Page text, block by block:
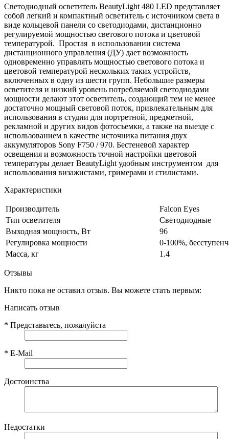
Светодиодный осветитель BeautyLight 480 LED представляет
собой легкий и компактный осветитель с источником света в
виде кольцевой панели со светодиодами, дистанционно
регулируемой мощностью светового потока и цветовой
температурой. Простая в использовании система
дистанционного управления (ДУ) дает возможность
одновременно управлять мощностью светового потока и
цветовой температурой нескольких таких устройств,
включенных в одну из шести групп. Небольшие размеры
осветителя и низкий уровень потребляемой светодиодами
мощности делают этот осветитель, создающий тем не менее
достаточно мощный световой поток, привлекательным для
использования в студии для портретной, предметной,
рекламной и других видов фотосъемки, а также на выезде с
использованием в качестве источника питания двух
аккумуляторов Sony F750 / 970. Бестеневой характер
освещения и возможность точной настройки цветовой
температуры делает BeautyLight удобным инструментом для
использования визажистами, гримерами и стилистами.
Характеристики
Производитель
Falcon Eyes
Тип осветителя
Светодиодные
Выходная мощность, Вт
96
Регулировка мощности
0-100%,
Масса, кг
1.4
Отзывы
Никто пока не оставил отзыв. Вы можете стать первым:
Написать отзыв
* Представьтесь, пожалуйста
* E-Mail
Достоинства
Недостатки